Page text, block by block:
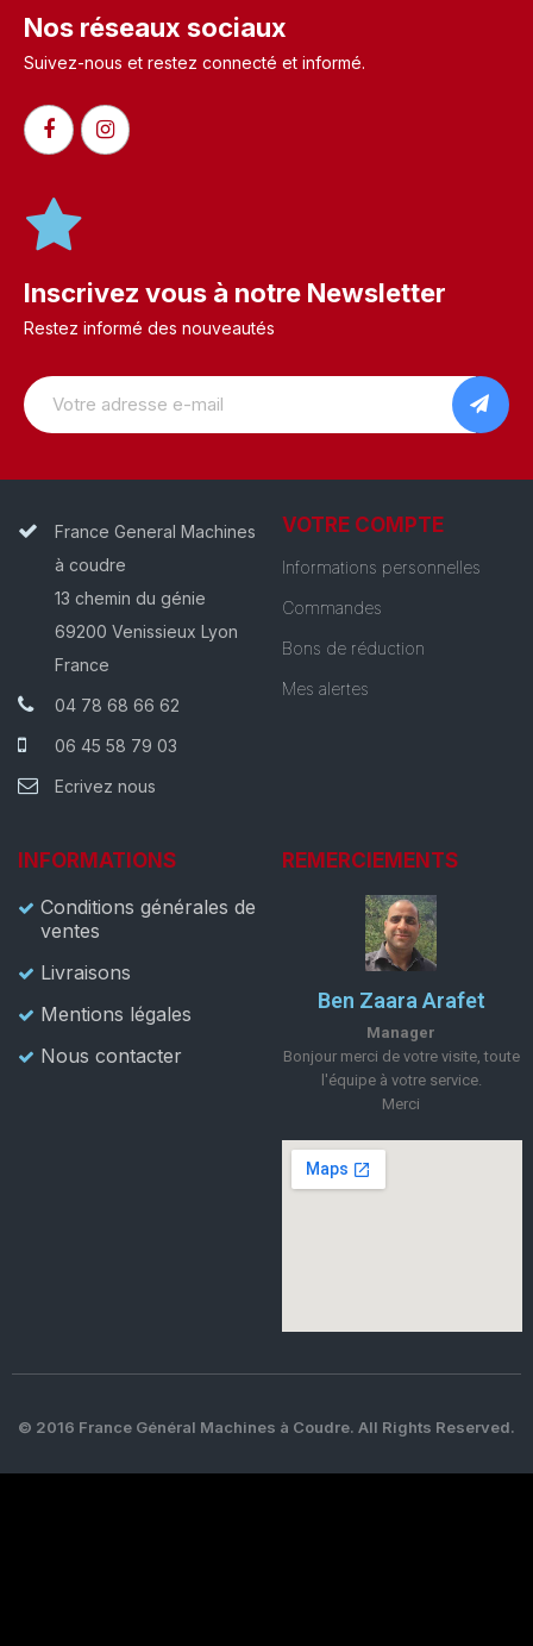
Nos réseaux sociaux
Suivez-nous et restez connecté et informé.​
Inscrivez vous à notre Newsletter
Restez informé des nouveautés
France General Machines
à coudre
13 chemin du génie
69200 Venissieux Lyon
France
04 78 68 66 62
06 45 58 79 03
Ecrivez nous
VOTRE COMPTE
Informations personnelles
Commandes
Bons de réduction
Mes alertes
INFORMATIONS
Conditions générales de
ventes
Livraisons
Mentions légales
Nous contacter
REMERCIEMENTS
Ben Zaara Arafet
Manager
Bonjour merci de votre visite, toute
l'équipe à votre service.
Merci
© 2016 France Général Machines à Coudre. All Rights Reserved.